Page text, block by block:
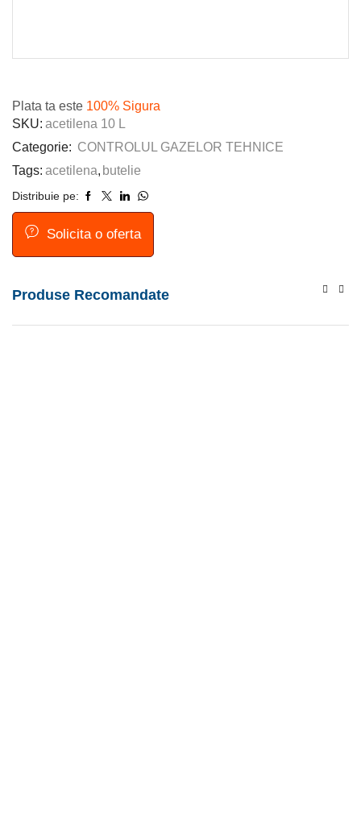
Plata ta este 100% Sigura
SKU: acetilena 10 L
Categorie: CONTROLUL GAZELOR TEHNICE
Tags: acetilena, butelie
Distribuie pe:
Solicita o oferta
Produse Recomandate